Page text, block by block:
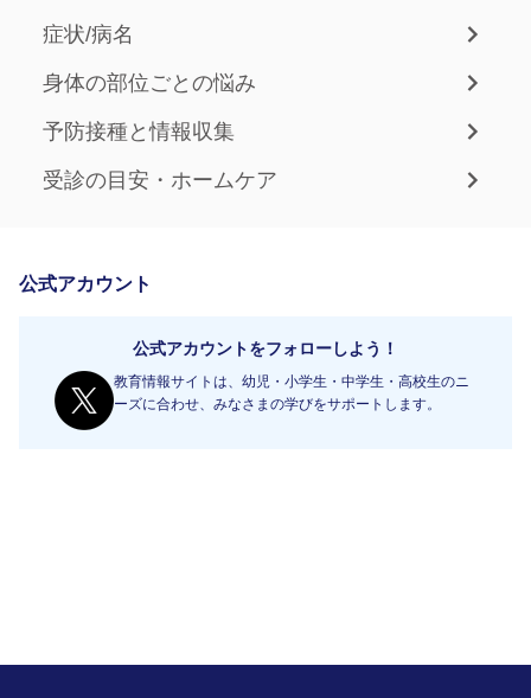
症状/病名
身体の部位ごとの悩み
予防接種と情報収集
受診の目安・ホームケア
公式アカウント
公式アカウントをフォローしよう！
教育情報サイトは、幼児・小学生・中学生・高校生のニ
ーズに合わせ、みなさまの学びをサポートします。